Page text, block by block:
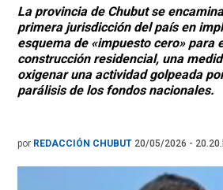
La provincia de Chubut se
primera jurisdicción del país en
esquema de «impuesto cero» para
construcción residencial, una
oxigenar una actividad golpeada
parálisis de los fondos nacionales.
por REDACCIÓN CHUBUT 20/05/2026 -